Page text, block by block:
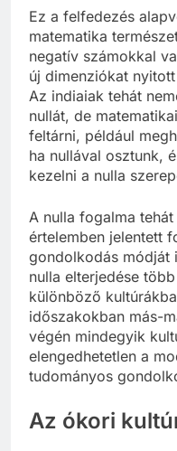
Ez a felfedezés
matematika
negatív számokkal
új dimenziókat
Az indiaiak tehát
nullát, de
feltárni, például
ha nullával osztunk,
kezelni a nulla
A nulla fogalma
értelemben jelentett
gondolkodás módját
nulla elterjedése
különböző
időszakokban más-
végén mindegyik
elengedhetetlen a
tudományos
Az ókori